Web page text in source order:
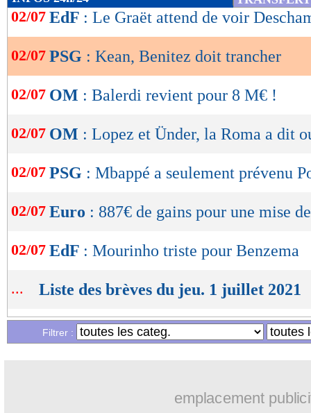
de
OK
02/07 EdF : Le Graët attend de voir
02/07 PSG : Kean, Benitez doit trancher
02/07 OM : Balerdi revient pour 8 M€ !
02/07 OM : Lopez et Ünder, la Roma a dit
02/07 PSG : Mbappé a seulement prévenu
02/07 Euro : 887€ de gains pour une mise
02/07 EdF : Mourinho triste pour Benzema
... Liste des brèves du jeu. 1 juillet 2021
Liste des brèves du mer. 30 juin 2021
Filtrer :
emplacement